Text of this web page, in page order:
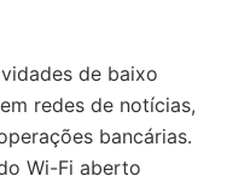
de baixo
redes de notícias,
bancárias.
Wi-Fi aberto